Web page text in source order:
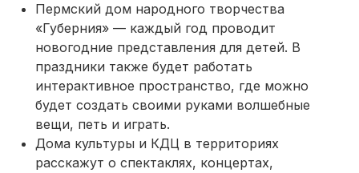
Пермский дом народного творчества
«Губерния» — каждый год проводит
новогодние представления для детей. В
праздники также будет работать
интерактивное пространство, где можно
будет создать своими руками волшебные
вещи, петь и играть.
Дома культуры и КДЦ в территориях
расскажут о спектаклях, концертах,